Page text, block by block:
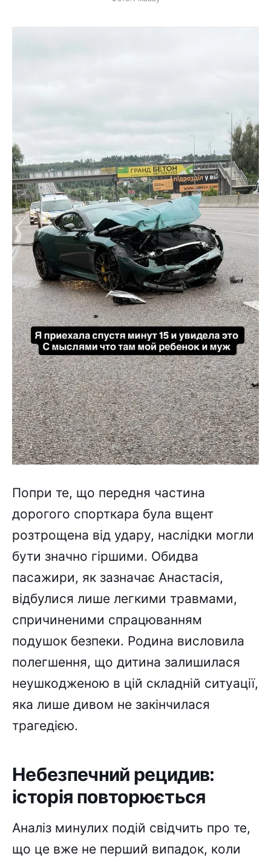
Попри те, що передня частина
дорогого спорткара була вщент
розтрощена від удару, наслідки могли
бути значно гіршими. Обидва
пасажири, як зазначає Анастасія,
відбулися лише легкими травмами,
спричиненими спрацюванням
подушок безпеки. Родина висловила
полегшення, що дитина залишилася
неушкодженою в цій складній ситуації,
яка лише дивом не закінчилася
трагедією.
Небезпечний рецидив:
історія повторюється
Аналіз минулих подій свідчить про те,
що це вже не перший випадок, коли